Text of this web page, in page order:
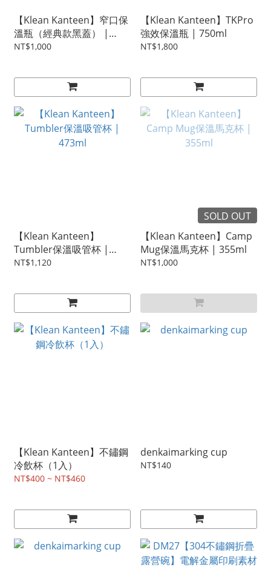
【Klean Kanteen】窄口保
溫瓶（經典款黑蓋） |
355ml
NT$1,000
【Klean Kanteen】TKPro
強效保溫瓶 | 750ml
NT$1,800
【Klean Kanteen】
Tumbler保溫吸管杯 |
473ml
NT$1,120
SOLD OUT
【Klean Kanteen】Camp
Mug保溫馬克杯 | 355ml
NT$1,000
【Klean Kanteen】不鏽鋼
冷飲杯（1入）
NT$400 ~ NT$460
denkaimarking cup
NT$140